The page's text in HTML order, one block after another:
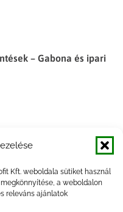
Kft. weboldala sütiket használ
a weboldalon
releváns ajánlatok
– Gabona és ipari
– Gabona és ipari